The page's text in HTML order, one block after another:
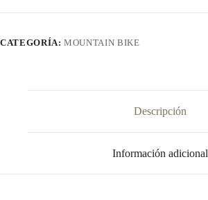
(Mountain
CATEGORÍA:MOUNTAIN BIKE
Descripción
Información adicional